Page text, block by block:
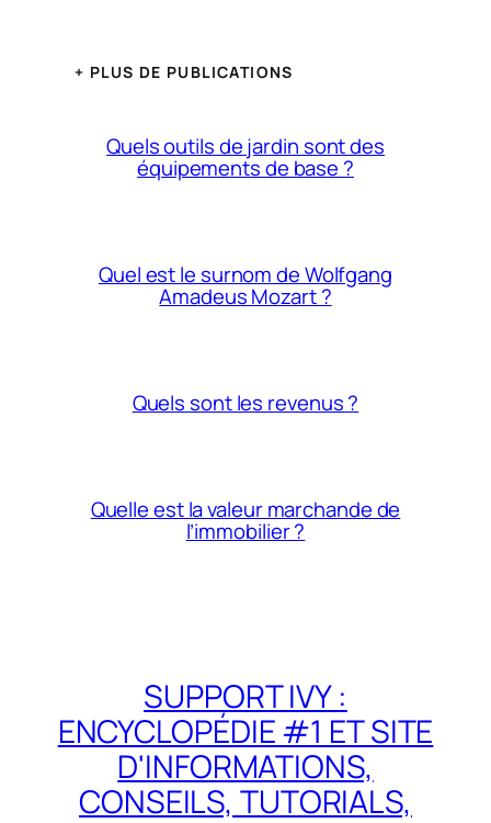
+ PLUS DE PUBLICATIONS
Quels outils de jardin sont des
équipements de base ?
Quel est le surnom de Wolfgang
Amadeus Mozart ?
Quels sont les revenus ?
Quelle est la valeur marchande de
l’immobilier ?
SUPPORT IVY :
ENCYCLOPÉDIE #1 ET SITE
D'INFORMATIONS,
CONSEILS, TUTORIALS,